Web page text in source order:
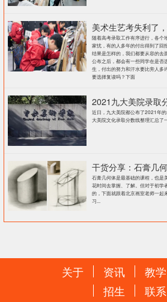
随着高考录取工作有序进行，各个
家忧，有的人多年的付出得到了回
结果是怎样的，我们都要从容的去
公布之后，都会有一些同学在是否
生，付出的努力和汗水要比旁人多
要选择复读吗？下面
近日，九大美院都公布了2021年
大美院文化录取分数线整理汇总了
干货分享：石膏几
石膏几何体是最基础的课程，也是
花时间去掌握、了解。但对于初学
的，下面就跟着北京画室老师一起
习...
关于 资讯 教学
招生
联系